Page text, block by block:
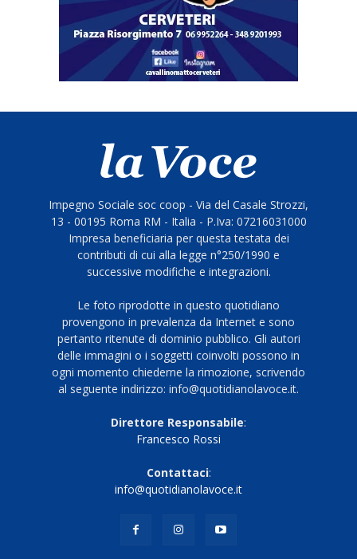
Impegno Sociale soc coop - Via del Casale Strozzi,
13 - 00195 Roma RM - Italia - P.Iva: 07216031000
Impresa beneficiaria per questa testata dei
contributi di cui alla legge n°250/1990 e
successive modifiche e integrazioni.
Le foto riprodotte in questo quotidiano
provengono in prevalenza da Internet e sono
pertanto ritenute di dominio pubblico. Gli autori
delle immagini o i soggetti coinvolti possono in
ogni momento chiederne la rimozione, scrivendo
al seguente indirizzo: info@quotidianolavoce.it.
Direttore Responsabile:
Francesco Rossi
Contattaci:
info@quotidianolavoce.it